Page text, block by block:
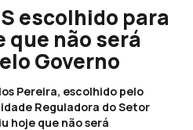
escolhido para
que não será
Governo
Pereira, escolhido pelo
Reguladora do Setor
hoje que não será